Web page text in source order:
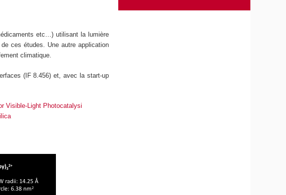
etc…) utilisant la lumière
ces études. Une autre application
climatique.
(IF 8.456) et, avec la start-up
Visible-Light Photocatalysi